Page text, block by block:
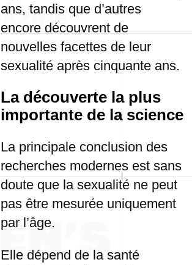
ans, tandis que d’autres
encore découvrent de
nouvelles facettes de leur
sexualité après cinquante ans.
La découverte la plus
importante de la science
La principale conclusion des
recherches modernes est sans
doute que la sexualité ne peut
pas être mesurée uniquement
par l’âge.
Elle dépend de la santé